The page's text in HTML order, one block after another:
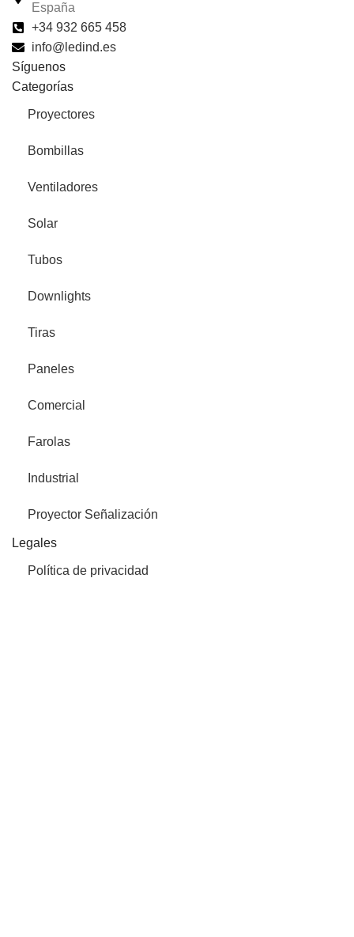
España
+34 932 665 458‬
info@ledind.es
Síguenos
Categorías
Proyectores
Bombillas
Ventiladores
Solar
Tubos
Downlights
Tiras
Paneles
Comercial
Farolas
Industrial
Proyector Señalización
Legales
Política de privacidad